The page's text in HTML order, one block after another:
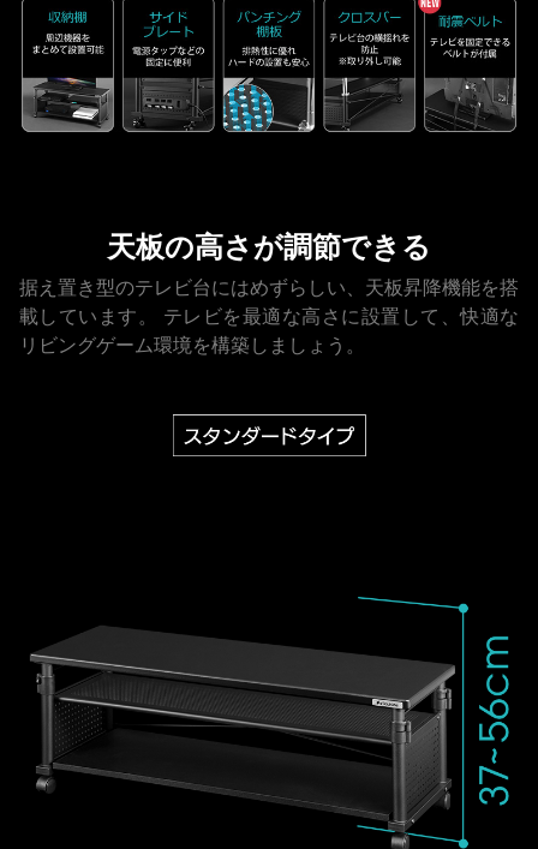
天板の高さが調節できる
据え置き型のテレビ台にはめずらしい、天板昇降機能を搭
載しています。
テレビを最適な高さに設置して、快適な
リビングゲーム環境を構築しましょう。